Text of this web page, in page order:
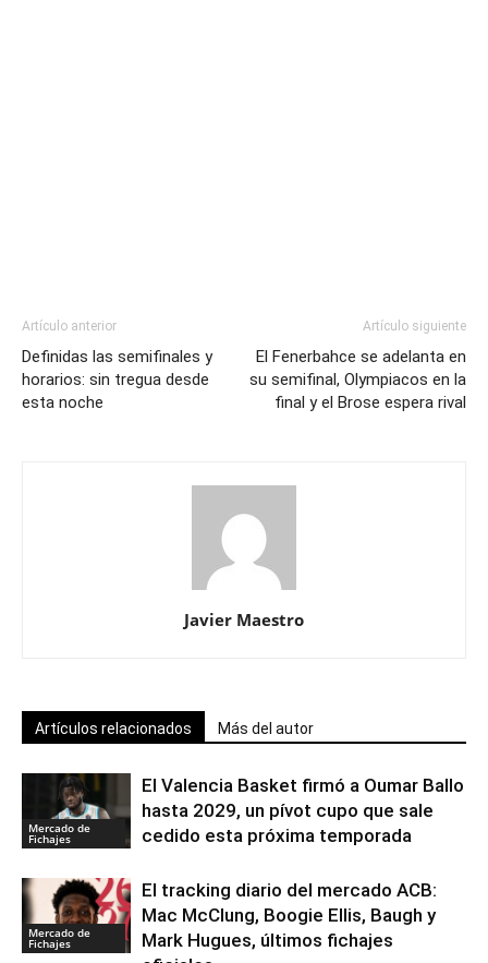
Artículo anterior
Definidas las semifinales y
horarios: sin tregua desde
esta noche
Artículo siguiente
El Fenerbahce se adelanta en
su semifinal, Olympiacos en la
final y el Brose espera rival
Javier Maestro
Artículos relacionados Más del autor
Mercado de
Fichajes
El Valencia Basket firmó a Oumar Ballo
hasta 2029, un pívot cupo que sale
cedido esta próxima temporada
Mercado de
Fichajes
El tracking diario del mercado ACB:
Mac McClung, Boogie Ellis, Baugh y
Mark Hugues, últimos fichajes